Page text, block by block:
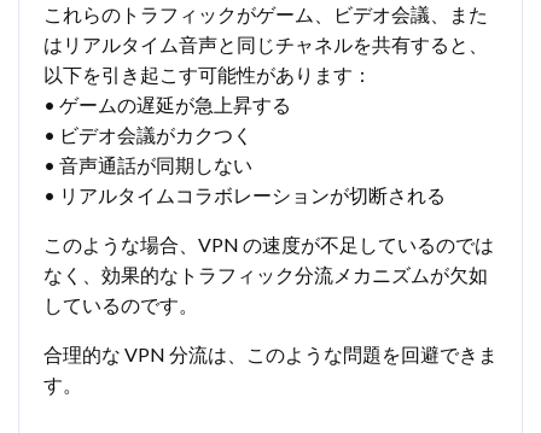
これらのトラフィックがゲーム、ビデオ会議、また
はリアルタイム音声と同じチャネルを共有すると、
以下を引き起こす可能性があります：
• ゲームの遅延が急上昇する
• ビデオ会議がカクつく
• 音声通話が同期しない
• リアルタイムコラボレーションが切断される
このような場合、VPN の速度が不足しているのでは
なく、効果的なトラフィック分流メカニズムが欠如
しているのです。
合理的な VPN 分流は、このような問題を回避できま
す。